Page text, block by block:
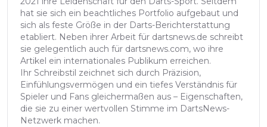
hat sie sich ein beachtliches Portfolio aufgebaut und
sich als feste Größe in der Darts-Berichterstattung
etabliert. Neben ihrer Arbeit für dartsnews.de schreibt
sie gelegentlich auch für dartsnews.com, wo ihre
Artikel ein internationales Publikum erreichen.
Ihr Schreibstil zeichnet sich durch Präzision,
Einfühlungsvermögen und ein tiefes Verständnis für
Spieler und Fans gleichermaßen aus – Eigenschaften,
die sie zu einer wertvollen Stimme im DartsNews-
Netzwerk machen.